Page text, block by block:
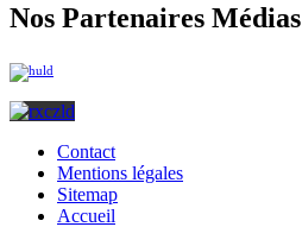
Nos Partenaires Médias
Contact
Mentions légales
Sitemap
Accueil